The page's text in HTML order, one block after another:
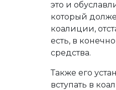
это и
который
коалиции,
есть, в
средства.
Также его
вступать в